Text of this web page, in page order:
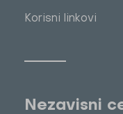
Korisni linkovi
Nezavisni